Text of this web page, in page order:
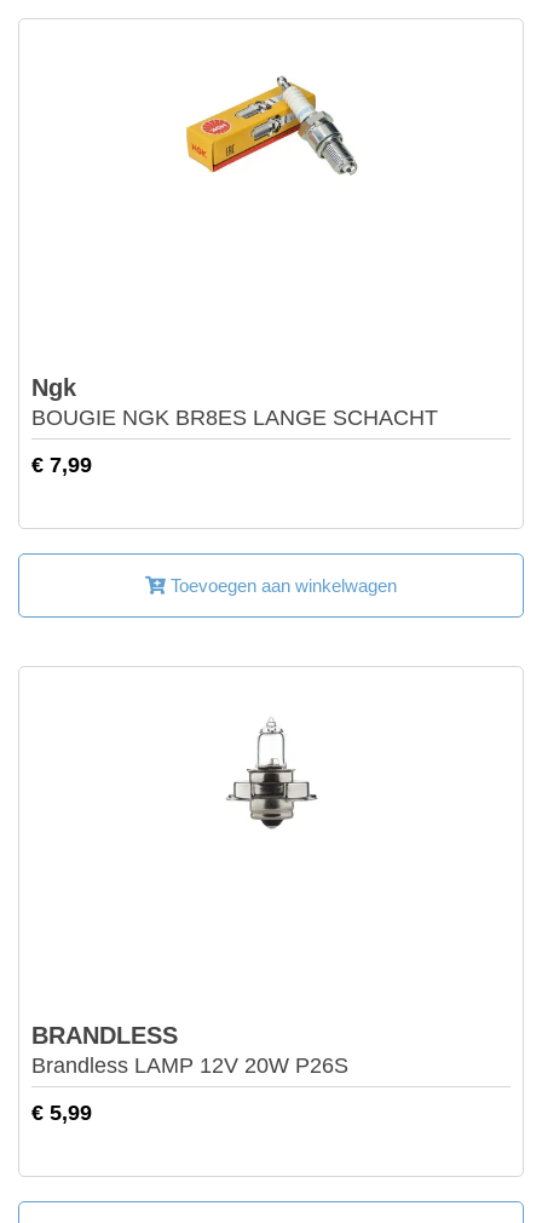
Ngk
BOUGIE NGK BR8ES LANGE SCHACHT
€ 7,99
Toevoegen aan winkelwagen
BRANDLESS
Brandless LAMP 12V 20W P26S
€ 5,99